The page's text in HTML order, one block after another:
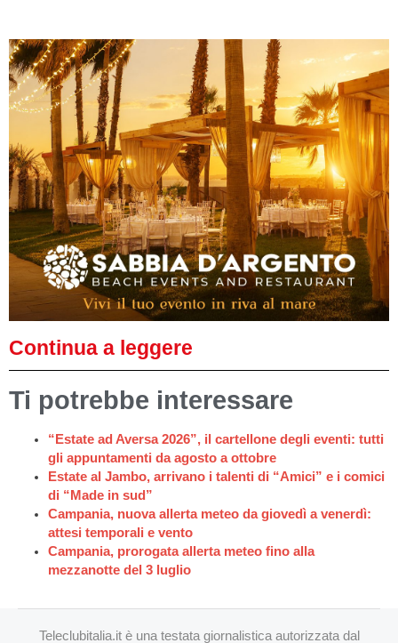
Continua a leggere
Ti potrebbe interessare
“Estate ad Aversa 2026”, il cartellone degli eventi: tutti
gli appuntamenti da agosto a ottobre
Estate al Jambo, arrivano i talenti di “Amici” e i comici
di “Made in sud”
Campania, nuova allerta meteo da giovedì a venerdì:
attesi temporali e vento
Campania, prorogata allerta meteo fino alla
mezzanotte del 3 luglio
Teleclubitalia.it è una testata giornalistica autorizzata dal